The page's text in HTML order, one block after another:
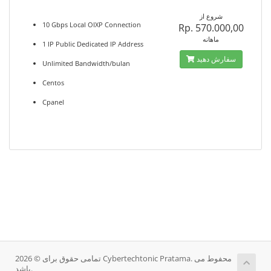
10 Gbps Local OIXP Connection
1 IP Public Dedicated IP Address
Unlimited Bandwidth/bulan
Centos
Cpanel
شروع از
Rp. 570.000,00
ماهانه
سفارش دهید
تمامی حقوق برای © 2026 Cybertechtonic Pratama. محفوط می
باشد.